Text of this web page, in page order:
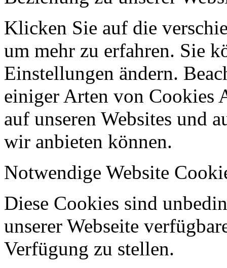
Klicken Sie auf die
um mehr zu erfahren. Sie
Einstellungen ändern.
einiger Arten von Cookies
auf unseren Websites und
wir anbieten können.
Notwendige Website
Diese Cookies sind
unserer Webseite
Verfügung zu stellen.